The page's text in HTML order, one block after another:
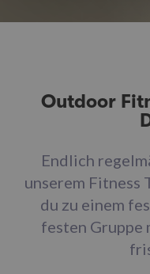
Outdoor
Endlich
unserem Fitness
du zu einem
festen Gruppe